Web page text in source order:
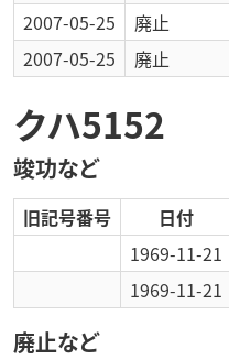
2007-05-25
廃止
2007-05-25
廃止
クハ5152
竣功など
旧記号番号 日付
1969-11-21
1969-11-21
廃止など